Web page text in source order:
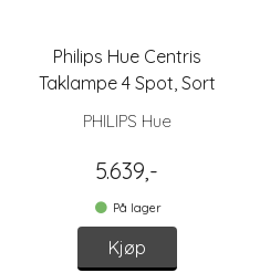
Philips Hue Centris
Taklampe 4 Spot, Sort
PHILIPS Hue
5.639,-
På lager
Kjøp